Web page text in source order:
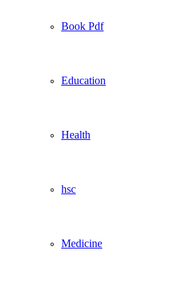
Book Pdf
Education
Health
hsc
Medicine